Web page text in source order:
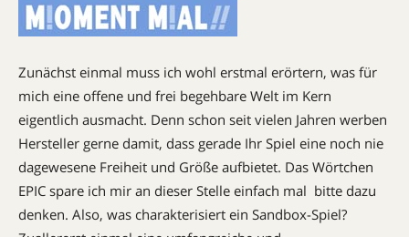
Zunächst einmal muss ich wohl erstmal erörtern, was für
mich eine offene und frei begehbare Welt im Kern
eigentlich ausmacht. Denn schon seit vielen Jahren werben
Hersteller gerne damit, dass gerade Ihr Spiel eine noch nie
dagewesene Freiheit und Größe aufbietet. Das Wörtchen
EPIC spare ich mir an dieser Stelle einfach mal  bitte dazu
denken. Also, was charakterisiert ein Sandbox-Spiel?